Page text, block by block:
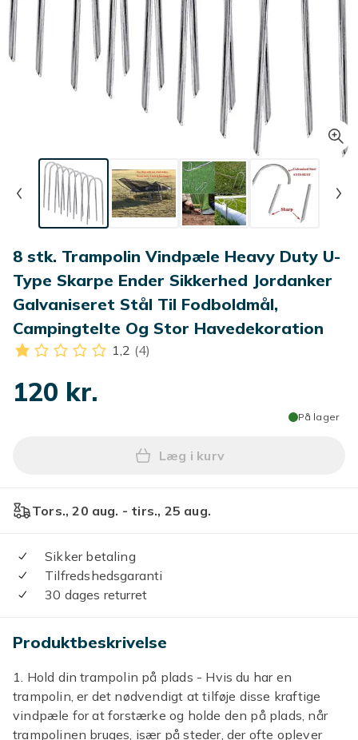
8 stk. Trampolin Vindpæle Heavy Duty U-
Type Skarpe Ender Sikkerhed Jordanker
Galvaniseret Stål Til Fodboldmål,
Campingtelte Og Stor Havedekoration
1,2 (4)
120 kr.
På lager
Læg 8 stk. Trampolin
Læg i kurv
Tors., 20 aug. - tirs., 25 aug.
Sikker betaling
Tilfredshedsgaranti
30 dages returret
Produktbeskrivelse
1. Hold din trampolin på plads - Hvis du har en
trampolin, er det nødvendigt at tilføje disse kraftige
vindpæle for at forstærke og holde den på plads, når
trampolinen bruges, især på steder, der ofte oplever